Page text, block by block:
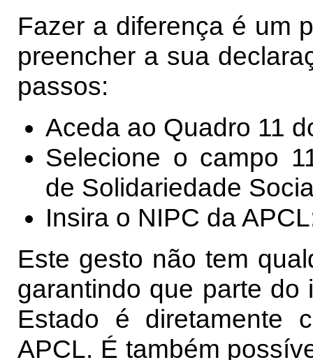
Fazer a diferença é um
preencher a sua
passos:
Aceda ao Quadro 11
Selecione o campo
de Solidariedade
Insira o NIPC da
Este gesto não tem
garantindo que parte do
Estado é diretamente
APCL. É também